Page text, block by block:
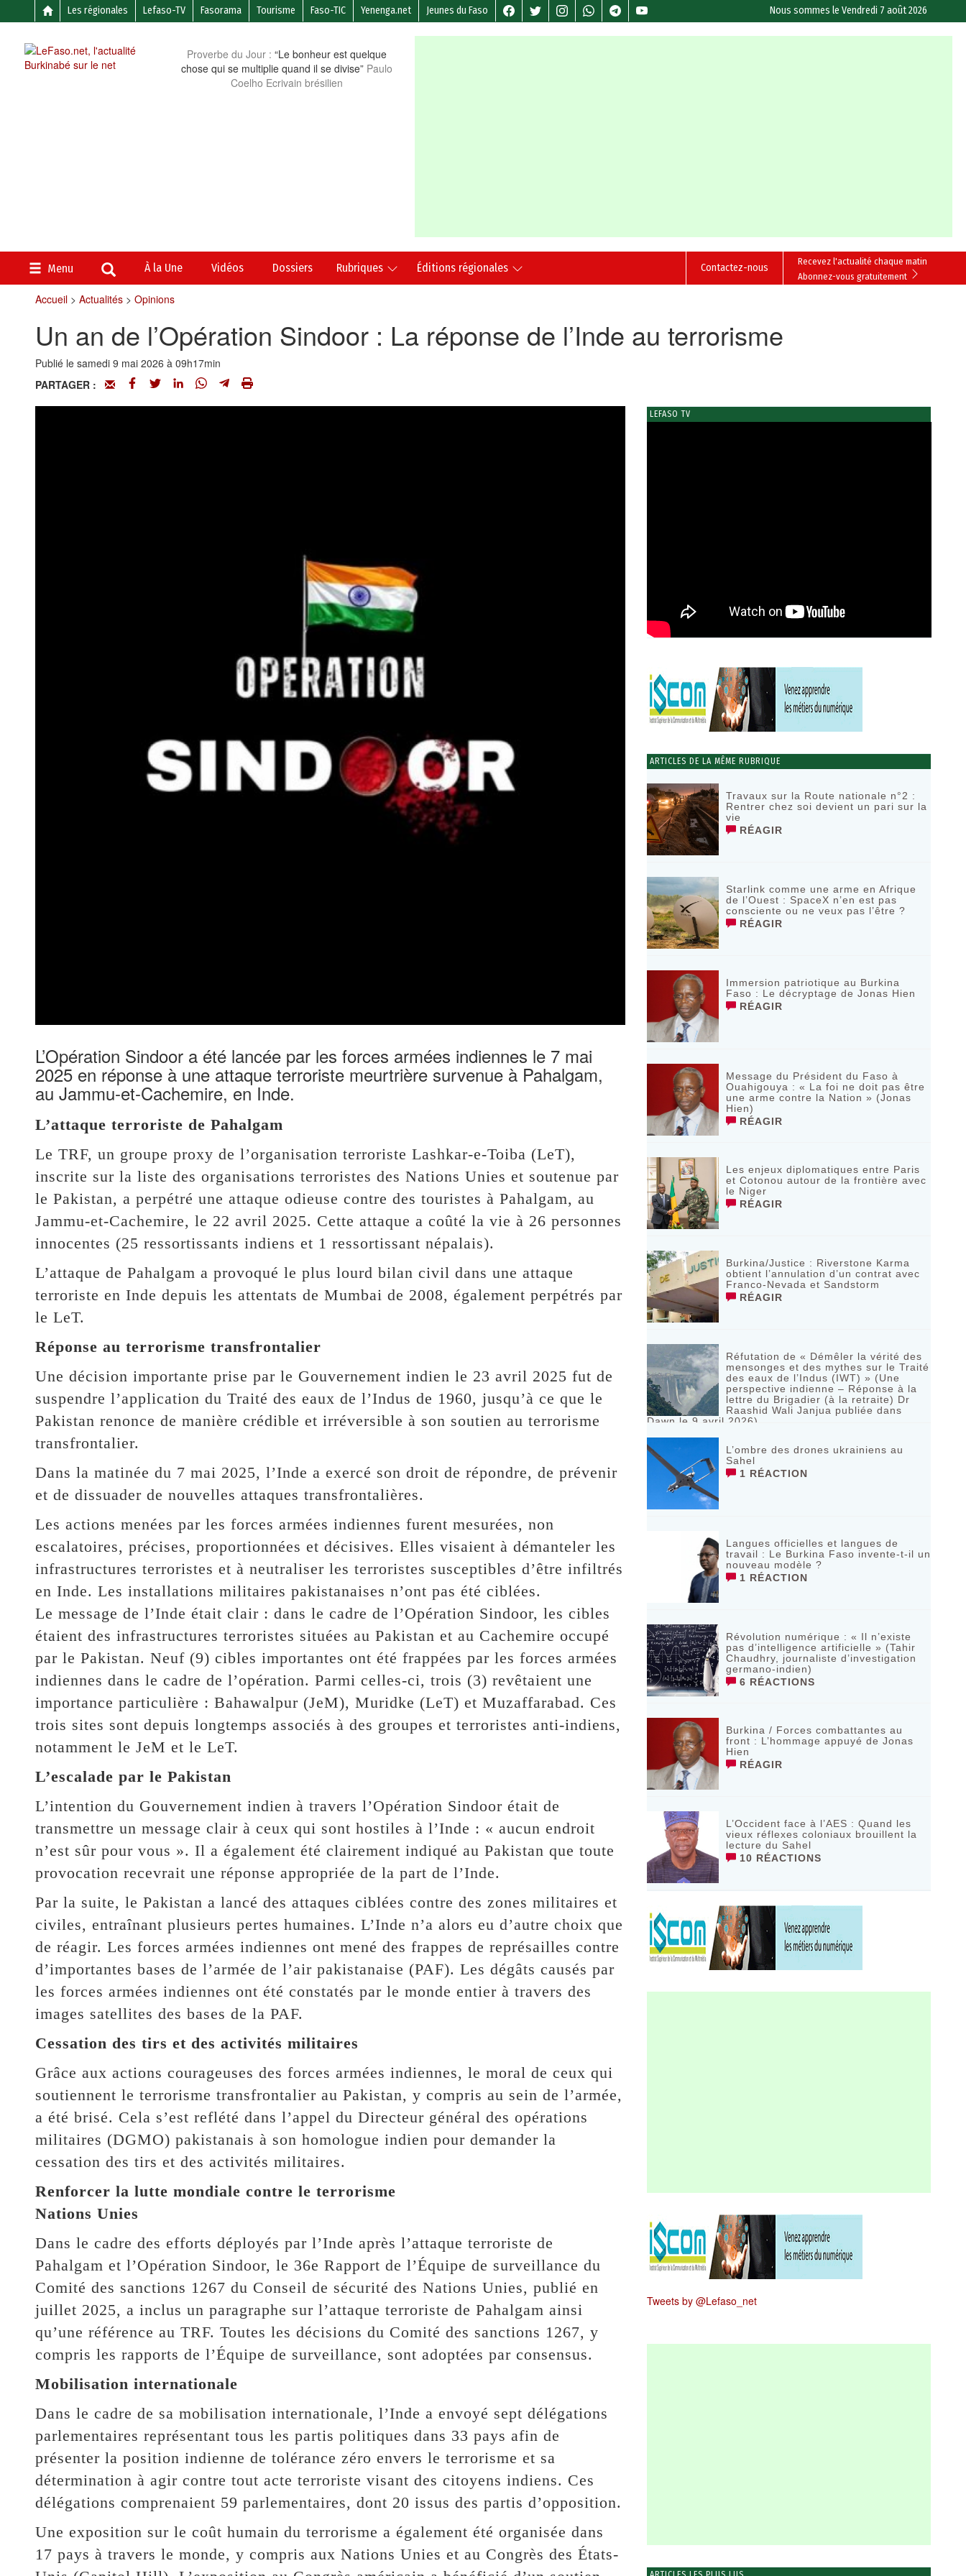
Les régionales Lefaso-TV Fasorama Tourisme Faso-TIC Yenenga.net Jeunes du Faso Nous sommes leVendredi 7 août 2026
Proverbe du Jour : “Le bonheur est quelque
chose qui se multiplie quand il se divise” Paulo
Coelho Ecrivain brésilien
Menu À la Une Vidéos Dossiers Rubriques Éditions régionales
Recevez l'actualité chaque matin
Abonnez-vous gratuitement
Contactez-nous
Accueil> Actualités> Opinions
Un an de l’Opération Sindoor : La réponse de l’Inde au terrorisme
Publié le samedi 9 mai 2026 à 09h17min
PARTAGER :
L’Opération Sindoor a été lancée par les forces armées indiennes le 7 mai
2025 en réponse à une attaque terroriste meurtrière survenue à Pahalgam,
au Jammu-et-Cachemire, en Inde.
L’attaque terroriste de Pahalgam
Le TRF, un groupe proxy de l’organisation terroriste Lashkar-e-Toiba (LeT),
inscrite sur la liste des organisations terroristes des Nations Unies et soutenue par
le Pakistan, a perpétré une attaque odieuse contre des touristes à Pahalgam, au
Jammu-et-Cachemire, le 22 avril 2025. Cette attaque a coûté la vie à 26 personnes
innocentes (25 ressortissants indiens et 1 ressortissant népalais).
L’attaque de Pahalgam a provoqué le plus lourd bilan civil dans une attaque
terroriste en Inde depuis les attentats de Mumbai de 2008, également perpétrés par
le LeT.
Réponse au terrorisme transfrontalier
Une décision importante prise par le Gouvernement indien le 23 avril 2025 fut de
suspendre l’application du Traité des eaux de l’Indus de 1960, jusqu’à ce que le
Pakistan renonce de manière crédible et irréversible à son soutien au terrorisme
transfrontalier.
Dans la matinée du 7 mai 2025, l’Inde a exercé son droit de répondre, de prévenir
et de dissuader de nouvelles attaques transfrontalières.
Les actions menées par les forces armées indiennes furent mesurées, non
escalatoires, précises, proportionnées et décisives. Elles visaient à démanteler les
infrastructures terroristes et à neutraliser les terroristes susceptibles d’être infiltrés
en Inde. Les installations militaires pakistanaises n’ont pas été ciblées.
Le message de l’Inde était clair : dans le cadre de l’Opération Sindoor, les cibles
étaient des infrastructures terroristes situées au Pakistan et au Cachemire occupé
par le Pakistan. Neuf (9) cibles importantes ont été frappées par les forces armées
indiennes dans le cadre de l’opération. Parmi celles-ci, trois (3) revêtaient une
importance particulière : Bahawalpur (JeM), Muridke (LeT) et Muzaffarabad. Ces
trois sites sont depuis longtemps associés à des groupes et terroristes anti-indiens,
notamment le JeM et le LeT.
L’escalade par le Pakistan
L’intention du Gouvernement indien à travers l’Opération Sindoor était de
transmettre un message clair à ceux qui sont hostiles à l’Inde : « aucun endroit
n’est sûr pour vous ». Il a également été clairement indiqué au Pakistan que toute
provocation recevrait une réponse appropriée de la part de l’Inde.
Par la suite, le Pakistan a lancé des attaques ciblées contre des zones militaires et
civiles, entraînant plusieurs pertes humaines. L’Inde n’a alors eu d’autre choix que
de réagir. Les forces armées indiennes ont mené des frappes de représailles contre
d’importantes bases de l’armée de l’air pakistanaise (PAF). Les dégâts causés par
les forces armées indiennes ont été constatés par le monde entier à travers des
images satellites des bases de la PAF.
Cessation des tirs et des activités militaires
Grâce aux actions courageuses des forces armées indiennes, le moral de ceux qui
soutiennent le terrorisme transfrontalier au Pakistan, y compris au sein de l’armée,
a été brisé. Cela s’est reflété dans l’appel du Directeur général des opérations
militaires (DGMO) pakistanais à son homologue indien pour demander la
cessation des tirs et des activités militaires.
Renforcer la lutte mondiale contre le terrorisme
Nations Unies
Dans le cadre des efforts déployés par l’Inde après l’attaque terroriste de
Pahalgam et l’Opération Sindoor, le 36e Rapport de l’Équipe de surveillance du
Comité des sanctions 1267 du Conseil de sécurité des Nations Unies, publié en
juillet 2025, a inclus un paragraphe sur l’attaque terroriste de Pahalgam ainsi
qu’une référence au TRF. Toutes les décisions du Comité des sanctions 1267, y
compris les rapports de l’Équipe de surveillance, sont adoptées par consensus.
Mobilisation internationale
Dans le cadre de sa mobilisation internationale, l’Inde a envoyé sept délégations
parlementaires représentant tous les partis politiques dans 33 pays afin de
présenter la position indienne de tolérance zéro envers le terrorisme et sa
détermination à agir contre tout acte terroriste visant des citoyens indiens. Ces
délégations comprenaient 59 parlementaires, dont 20 issus des partis d’opposition.
Une exposition sur le coût humain du terrorisme a également été organisée dans
17 pays à travers le monde, y compris aux Nations Unies et au Congrès des États-
LEFASO TV
ARTICLES DE LA MÊME RUBRIQUE
Travaux sur la Route nationale n°2 :
Rentrer chez soi devient un pari sur la
vie
RÉAGIR
Starlink comme une arme en Afrique
de l’Ouest : SpaceX n’en est pas
consciente ou ne veux pas l’être ?
RÉAGIR
Immersion patriotique au Burkina
Faso : Le décryptage de Jonas Hien
RÉAGIR
Message du Président du Faso à
Ouahigouya : « La foi ne doit pas être
une arme contre la Nation » (Jonas
Hien)
RÉAGIR
Les enjeux diplomatiques entre Paris
et Cotonou autour de la frontière avec
le Niger
RÉAGIR
Burkina/Justice : Riverstone Karma
obtient l’annulation d’un contrat avec
Franco-Nevada et Sandstorm
RÉAGIR
Réfutation de « Démêler la vérité des
mensonges et des mythes sur le Traité
des eaux de l’Indus (IWT) » (Une
perspective indienne – Réponse à la
lettre du Brigadier (à la retraite) Dr
Raashid Wali Janjua publiée dans
Dawn le 9 avril 2026)
L’ombre des drones ukrainiens au
Sahel
1 RÉACTION
Langues officielles et langues de
travail : Le Burkina Faso invente-t-il un
nouveau modèle ?
1 RÉACTION
Révolution numérique : « Il n’existe
pas d’intelligence artificielle » (Tahir
Chaudhry, journaliste d’investigation
germano-indien)
6 RÉACTIONS
Burkina / Forces combattantes au
front : L’hommage appuyé de Jonas
Hien
RÉAGIR
L’Occident face à l’AES : Quand les
vieux réflexes coloniaux brouillent la
lecture du Sahel
10 RÉACTIONS
Tweets by @Lefaso_net